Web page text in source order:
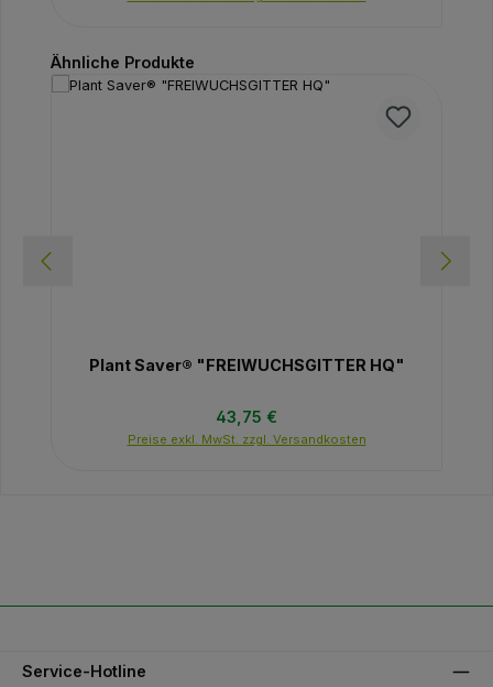
Produktgalerie überspringen
Ähnliche Produkte
Plant Saver® "FREIWUCHSGITTER HQ"
Regulärer Preis:
43,75 €
Preise exkl. MwSt. zzgl. Versandkosten
Service-Hotline